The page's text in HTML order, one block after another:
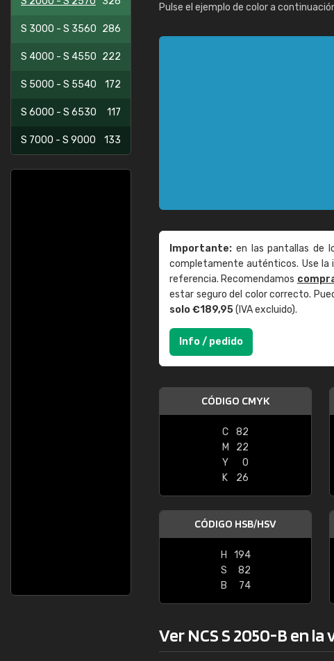
S 3000 - S 3560 286
S 4000 - S 4550 222
S 5000 - S 5540 172
S 6000 - S 6530 117
S 7000 - S 9000 133
Pulse el ejemplo de color a
Importante: en las pantallas de
completamente auténticos. Use la
referencia. Recomendamos
estar seguro del color correcto.
solo €189,95(IVA excluido).
Info / pedido
CÓDIGO CMYK
C
82
M
22
Y
0
K
26
CÓDIGO HSB/HSV
H
194
S
82
B
74
Ver NCS S 2050-B en la